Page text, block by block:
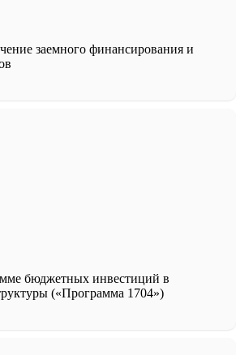
заемного финансирования и
бюджетных инвестиций в
(«Программа 1704»)